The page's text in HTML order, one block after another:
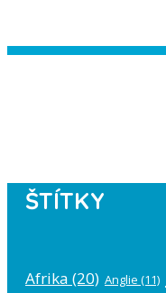
ŠTÍTKY
Afrika (20) Anglie (11)